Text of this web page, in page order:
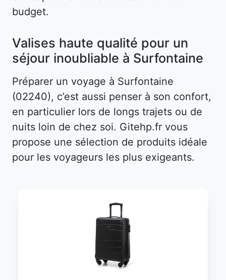
budget.
Valises haute qualité pour un
séjour inoubliable à Surfontaine
Préparer un voyage à Surfontaine
(02240), c’est aussi penser à son confort,
en particulier lors de longs trajets ou de
nuits loin de chez soi. Gitehp.fr vous
propose une sélection de produits idéale
pour les voyageurs les plus exigeants.